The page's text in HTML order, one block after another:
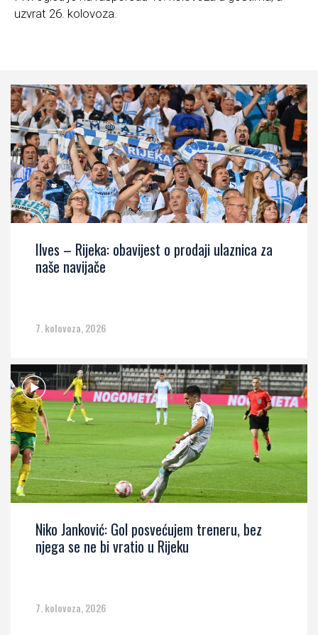
uzvrat 26. kolovoza.
Ilves – Rijeka: obavijest o prodaji ulaznica za
naše navijače
7. kolovoza, 2026
Niko Janković: Gol posvećujem treneru, bez
njega se ne bi vratio u Rijeku
7. kolovoza, 2026